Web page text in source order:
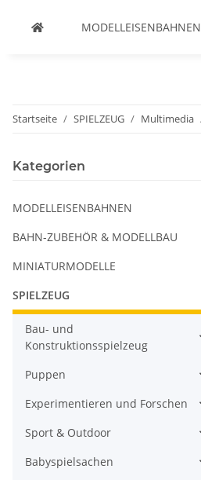
MODELLEISENBAHNEN
Startseite SPIELZEUG Multimedia
Kategorien
MODELLEISENBAHNEN
BAHN-ZUBEHÖR & MODELLBAU
MINIATURMODELLE
SPIELZEUG
Bau- und
Konstruktionsspielzeug
Puppen
Experimentieren und Forschen
Sport & Outdoor
Babyspielsachen